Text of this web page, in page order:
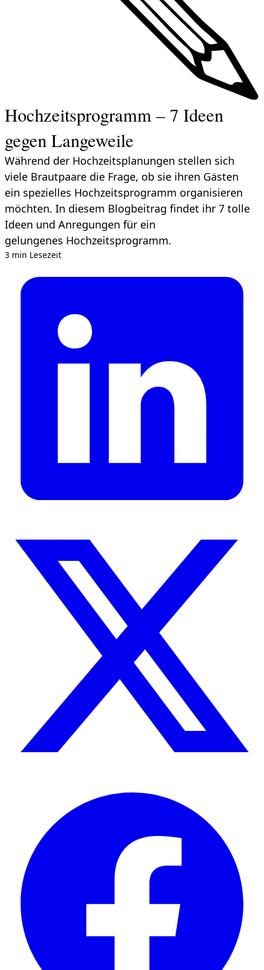
Hochzeitsprogramm – 7 Ideen
gegen Langeweile
Während der Hochzeitsplanungen stellen sich
viele Brautpaare die Frage, ob sie ihren Gästen
ein spezielles Hochzeitsprogramm organisieren
möchten. In diesem Blogbeitrag findet ihr 7 tolle
Ideen und Anregungen für ein
gelungenes Hochzeitsprogramm.
3 min Lesezeit